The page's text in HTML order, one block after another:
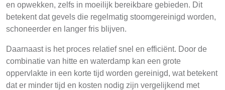
en opwekken, zelfs in moeilijk bereikbare gebieden. Dit
betekent dat gevels die regelmatig stoomgereinigd worden,
schoneerder en langer fris blijven.
Daarnaast is het proces relatief snel en efficiënt. Door de
combinatie van hitte en waterdamp kan een grote
oppervlakte in een korte tijd worden gereinigd, wat betekent
dat er minder tijd en kosten nodig zijn vergelijkend met